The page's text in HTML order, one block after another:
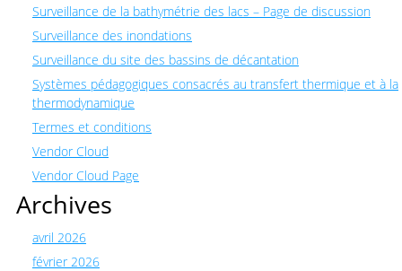
Surveillance de la bathymétrie des lacs – Page de discussion
Surveillance des inondations
Surveillance du site des bassins de décantation
Systèmes pédagogiques consacrés au transfert thermique et à la
thermodynamique
Termes et conditions
Vendor Cloud
Vendor Cloud Page
Archives
avril 2026
février 2026